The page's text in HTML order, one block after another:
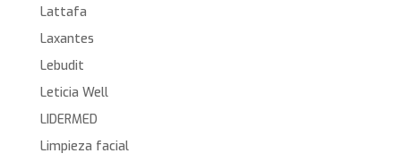
Lattafa
Laxantes
Lebudit
Leticia Well
LIDERMED
Limpieza facial